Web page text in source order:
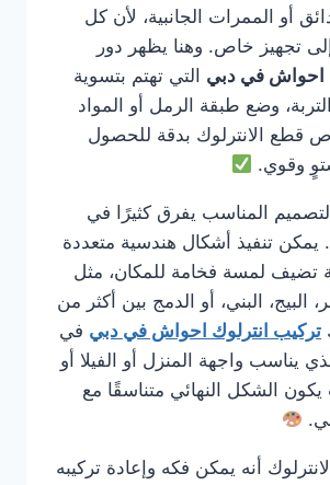
أو الممرات الجانبية، لأن كل
تجهيز خاص. وهنا يظهر دور
احواش في دبي التي تهتم بتسوية
وضع طبقة الرمل أو المواد
رص قطع الانترلوك بدقة للحصول
وقوي.
المناسب يفرق كثيرًا في
يمكن تنفيذ أشكال هندسية متعددة
تضيف لمسة فخامة للمكان، مثل
البيج، البني، أو الدمج بين أكثر من
تركيب انترلوك احواش في دبي في
يناسب واجهة المنزل أو الفيلا أو
يكون الشكل النهائي متناسقًا مع
أنه يمكن فكه وإعادة تركيبه